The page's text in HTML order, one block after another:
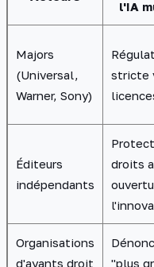
l'IA
Majors
(Universal,
Warner, Sony)
stricte
Éditeurs
indépendants
droits
Organisations
d'ayants droit
"plus